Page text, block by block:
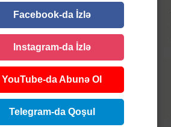
Facebook-da İzlə
Instagram-da İzlə
YouTube-da Abunə Ol
Telegram-da Qoşul